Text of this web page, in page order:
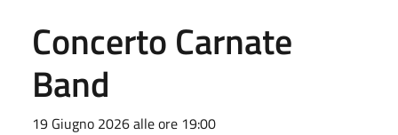
Concerto Carnate
Band
19 Giugno 2026 alle ore 19:00